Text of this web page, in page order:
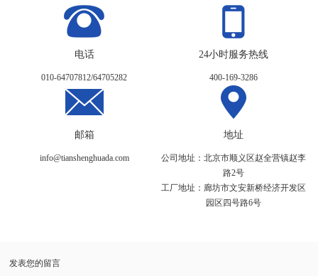
电话
010-64707812/64705282
24小时服务热线
400-169-3286
邮箱
info@tianshenghuada.com
地址
公司地址：北京市顺义区赵全营镇赵李
路2号
工厂地址：廊坊市文安新桥经济开发区
园区四号路6号
发表您的留言